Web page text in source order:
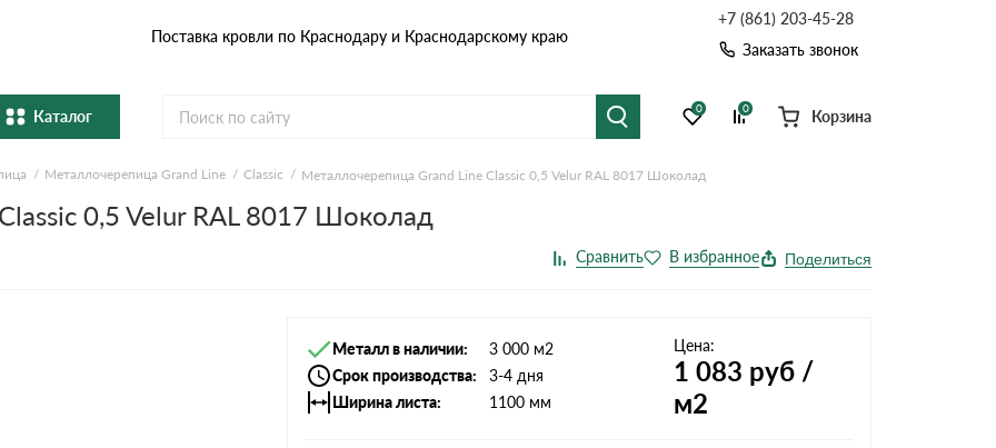
Поставка кровли по Краснодару и Краснодарскому краю
+7 (861) 203-45-28
Заказать звонок
Каталог
Металлочерепица Гибкая черепица
0 0 Корзина
Металлочерепица Grand Line Classic Металлочерепица Grand Line Classic 0,5 Velur RAL 8017 Шоколад
0,5 Velur RAL 8017 Шоколад
Поделиться
Металл в наличии
3 000 м2
Срок производства
3-4 дня
Ширина листа
1100 мм
Цена:
1 083 руб /
м2